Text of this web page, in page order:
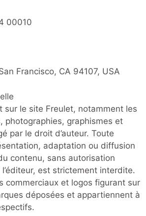
00010
Francisco, CA 94107, USA
sur le site Freulet, notamment les
photographies, graphismes et
par le droit d’auteur. Toute
adaptation ou diffusion
contenu, sans autorisation
est strictement interdite.
commerciaux et logos figurant sur
déposées et appartiennent à